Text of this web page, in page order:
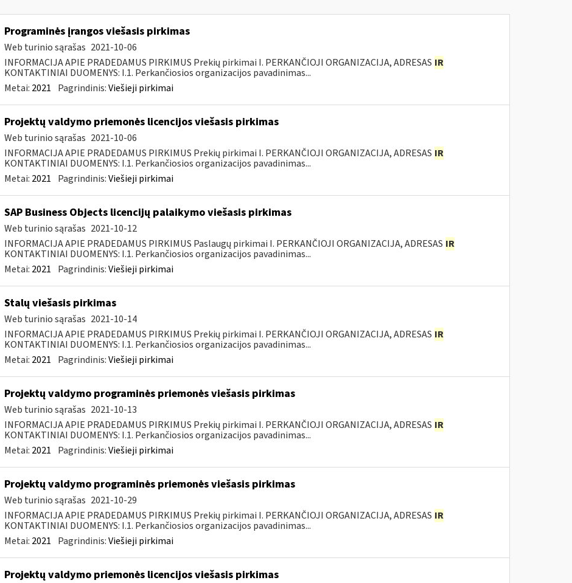
Programinės įrangos viešasis pirkimas
Web turinio sąrašas 2021-10-06
INFORMACIJA APIE PRADEDAMUS PIRKIMUS Prekių pirkimai I. PERKANČIOJI ORGANIZACIJA, ADRESAS IR
KONTAKTINIAI DUOMENYS: I.1. Perkančiosios organizacijos pavadinimas...
Metai: 2021 Pagrindinis:Viešieji pirkimai
Projektų valdymo priemonės licencijos viešasis pirkimas
Web turinio sąrašas 2021-10-06
INFORMACIJA APIE PRADEDAMUS PIRKIMUS Prekių pirkimai I. PERKANČIOJI ORGANIZACIJA, ADRESAS IR
KONTAKTINIAI DUOMENYS: I.1. Perkančiosios organizacijos pavadinimas...
Metai: 2021 Pagrindinis:Viešieji pirkimai
SAP Business Objects licencijų palaikymo viešasis pirkimas
Web turinio sąrašas 2021-10-12
INFORMACIJA APIE PRADEDAMUS PIRKIMUS Paslaugų pirkimai I. PERKANČIOJI ORGANIZACIJA, ADRESAS IR
KONTAKTINIAI DUOMENYS: I.1. Perkančiosios organizacijos pavadinimas...
Metai: 2021 Pagrindinis:Viešieji pirkimai
Stalų viešasis pirkimas
Web turinio sąrašas 2021-10-14
INFORMACIJA APIE PRADEDAMUS PIRKIMUS Prekių pirkimai I. PERKANČIOJI ORGANIZACIJA, ADRESAS IR
KONTAKTINIAI DUOMENYS: I.1. Perkančiosios organizacijos pavadinimas...
Metai: 2021 Pagrindinis:Viešieji pirkimai
Projektų valdymo programinės priemonės viešasis pirkimas
Web turinio sąrašas 2021-10-13
INFORMACIJA APIE PRADEDAMUS PIRKIMUS Prekių pirkimai I. PERKANČIOJI ORGANIZACIJA, ADRESAS IR
KONTAKTINIAI DUOMENYS: I.1. Perkančiosios organizacijos pavadinimas...
Metai: 2021 Pagrindinis:Viešieji pirkimai
Projektų valdymo programinės priemonės viešasis pirkimas
Web turinio sąrašas 2021-10-29
INFORMACIJA APIE PRADEDAMUS PIRKIMUS Prekių pirkimai I. PERKANČIOJI ORGANIZACIJA, ADRESAS IR
KONTAKTINIAI DUOMENYS: I.1. Perkančiosios organizacijos pavadinimas...
Metai: 2021 Pagrindinis:Viešieji pirkimai
Projektų valdymo priemonės licencijos viešasis pirkimas